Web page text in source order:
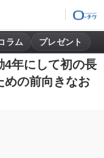
ラム プレゼント
4年にして初の長
めの前向きなお